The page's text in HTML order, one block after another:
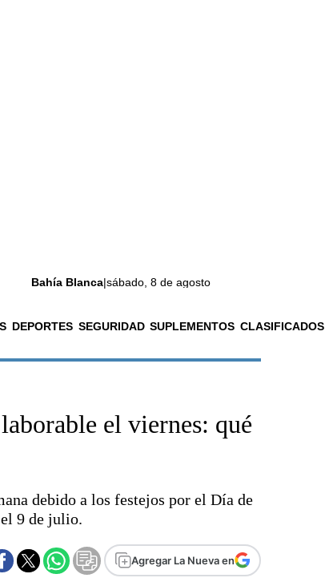
Bahía Blanca|sábado, 8 de agosto
DEPORTES SEGURIDAD SUPLEMENTOS CLASIFICADOS
Olímpico
el viernes: qué
debido a los festejos por el Día de
9 de julio.
Agregar La Nueva en